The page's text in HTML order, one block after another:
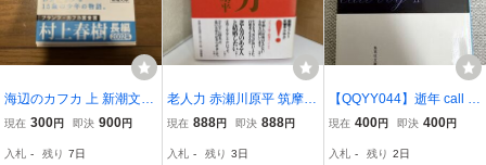
海辺のカフカ 上 新潮文庫
村上春樹
現在 300円 即決 900円
入札 - 残り 7日
老人力 赤瀬川原平 筑摩書
房 定価1500円+税 筑摩書
現在 888円 即決 888円
入札 - 残り 3日
【QQYY044】逝年 call b
oy II 石田衣良 集英社文庫
現在 400円 即決 400円
入札 - 残り 2日